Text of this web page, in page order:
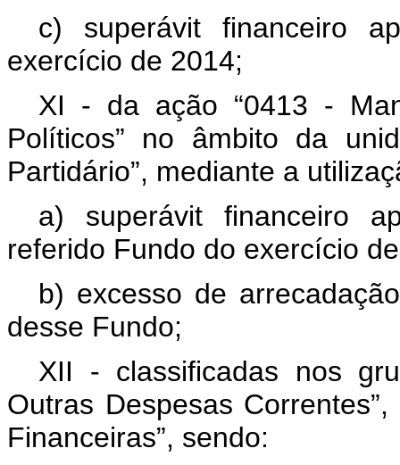
c) superávit financeiro
exercício de 2014;
XI - da ação “0413 -
Políticos” no âmbito da
Partidário”, mediante a
a) superávit financeiro
referido Fundo do exercício
b) excesso de
desse Fundo;
XII - classificadas nos
Outras Despesas
Financeiras”, sendo: